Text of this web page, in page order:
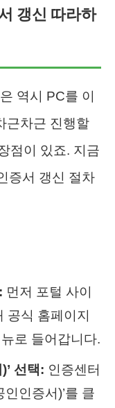
갱신 따라하
역시 PC를 이
근차근 진행할
점이 있죠. 지금
증서 갱신 절차
먼저 포털 사이
공식 홈페이지
뉴로 들어갑니다.
선택: 인증센터
인증서)’를 클